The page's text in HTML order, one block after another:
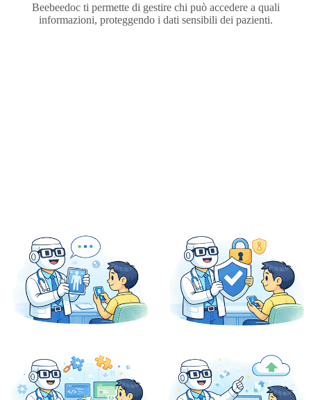
Beebeedoc ti permette di gestire chi può accedere a quali
informazioni, proteggendo i dati sensibili dei pazienti.